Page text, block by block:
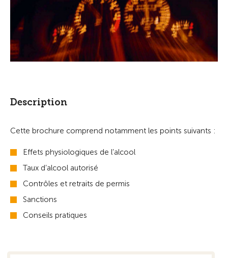
Description
Cette brochure comprend notamment les points suivants :
Effets physiologiques de l’alcool
Taux d’alcool autorisé
Contrôles et retraits de permis
Sanctions
Conseils pratiques